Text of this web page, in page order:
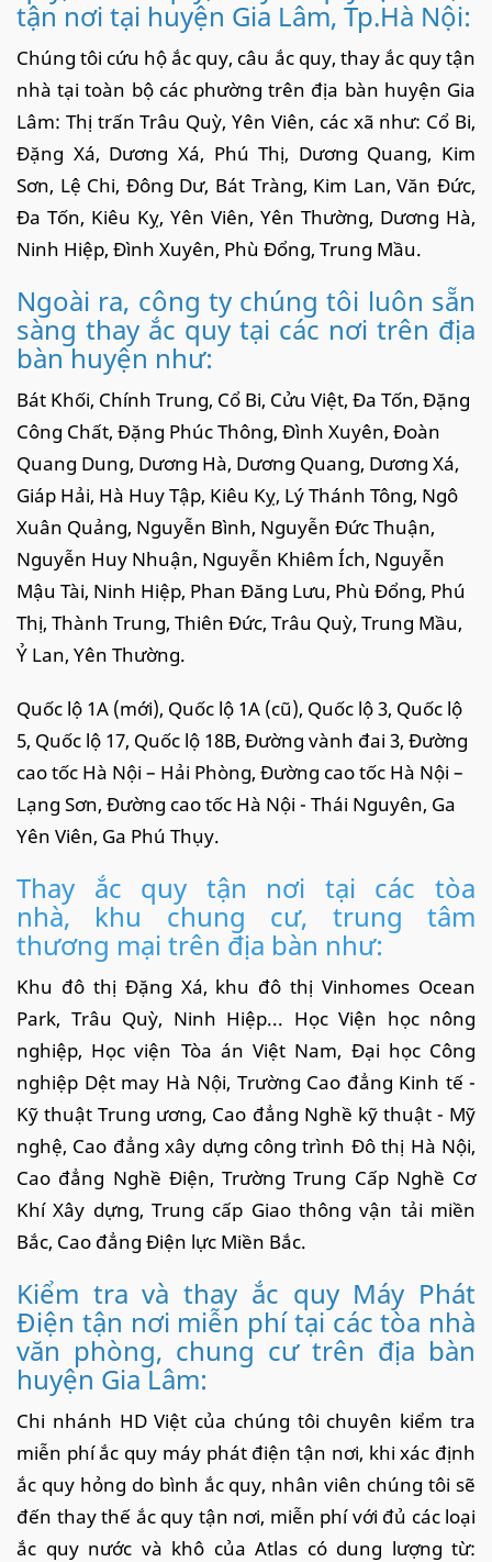
tận nơi tại huyện Gia Lâm, Tp.Hà Nội:
Chúng tôi cứu hộ ắc quy, câu ắc quy, thay ắc quy tận
nhà tại toàn bộ các phường trên địa bàn huyện Gia
Lâm: Thị trấn Trâu Quỳ, Yên Viên, các xã như: Cổ Bi,
Đặng Xá, Dương Xá, Phú Thị, Dương Quang, Kim
Sơn, Lệ Chi, Đông Dư, Bát Tràng, Kim Lan, Văn Đức,
Đa Tốn, Kiêu Kỵ, Yên Viên, Yên Thường, Dương Hà,
Ninh Hiệp, Đình Xuyên, Phù Đổng, Trung Mầu.
Ngoài ra, công ty chúng tôi luôn sẵn
sàng thay ắc quy tại các nơi trên địa
bàn huyện như:
Bát Khối, Chính Trung, Cổ Bi, Cửu Việt, Đa Tốn, Đặng
Công Chất, Đặng Phúc Thông, Đình Xuyên, Đoàn
Quang Dung, Dương Hà, Dương Quang, Dương Xá,
Giáp Hải, Hà Huy Tập, Kiêu Kỵ, Lý Thánh Tông, Ngô
Xuân Quảng, Nguyễn Bình, Nguyễn Đức Thuận,
Nguyễn Huy Nhuận, Nguyễn Khiêm Ích, Nguyễn
Mậu Tài, Ninh Hiệp, Phan Đăng Lưu, Phù Đổng, Phú
Thị, Thành Trung, Thiên Đức, Trâu Quỳ, Trung Mầu,
Ỷ Lan, Yên Thường.
Quốc lộ 1A (mới), Quốc lộ 1A (cũ), Quốc lộ 3, Quốc lộ
5, Quốc lộ 17, Quốc lộ 18B, Đường vành đai 3, Đường
cao tốc Hà Nội – Hải Phòng, Đường cao tốc Hà Nội –
Lạng Sơn, Đường cao tốc Hà Nội - Thái Nguyên, Ga
Yên Viên, Ga Phú Thụy.
Thay ắc quy tận nơi tại các tòa
nhà, khu chung cư, trung tâm
thương mại trên địa bàn như:
Khu đô thị Đặng Xá, khu đô thị Vinhomes Ocean
Park, Trâu Quỳ, Ninh Hiệp... Học Viện học nông
nghiệp, Học viện Tòa án Việt Nam, Đại học Công
nghiệp Dệt may Hà Nội, Trường Cao đẳng Kinh tế -
Kỹ thuật Trung ương, Cao đẳng Nghề kỹ thuật - Mỹ
nghệ, Cao đẳng xây dựng công trình Đô thị Hà Nội,
Cao đẳng Nghề Điện, Trường Trung Cấp Nghề Cơ
Khí Xây dựng, Trung cấp Giao thông vận tải miền
Bắc, Cao đẳng Điện lực Miền Bắc.
Kiểm tra và thay ắc quy Máy Phát
Điện tận nơi miễn phí tại các tòa nhà
văn phòng, chung cư trên địa bàn
huyện Gia Lâm:
Chi nhánh HD Việt của chúng tôi chuyên kiểm tra
miễn phí ắc quy máy phát điện tận nơi, khi xác định
ắc quy hỏng do bình ắc quy, nhân viên chúng tôi sẽ
đến thay thế ắc quy tận nơi, miễn phí với đủ các loại
ắc quy nước và khô của Atlas có dung lượng từ: